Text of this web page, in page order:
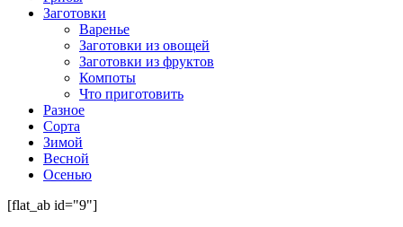
Заготовки
Варенье
Заготовки из овощей
Заготовки из фруктов
Компоты
Что приготовить
Разное
Сорта
Зимой
Весной
Осенью
[flat_ab id="9"]